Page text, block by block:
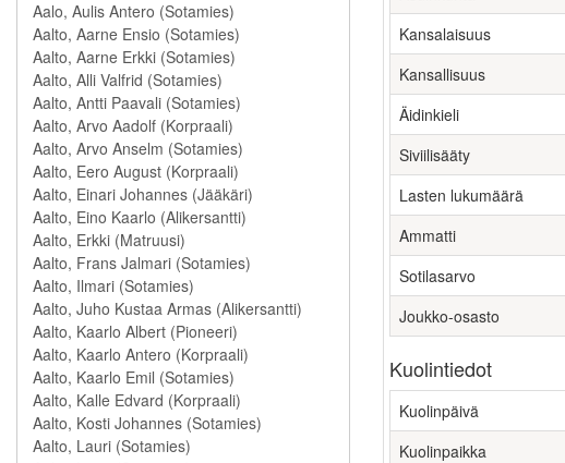
Kansalaisuus
Kansallisuus
Äidinkieli
Siviilisääty
Lasten lukumäärä
Ammatti
Sotilasarvo
Joukko-osasto
Kuolintiedot
Kuolinpäivä
Kuolinpaikka